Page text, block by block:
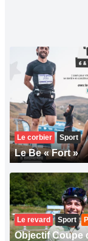
Le corbier Sport
Le Be « Fort »
Le revard Sport
Objectif Coupe